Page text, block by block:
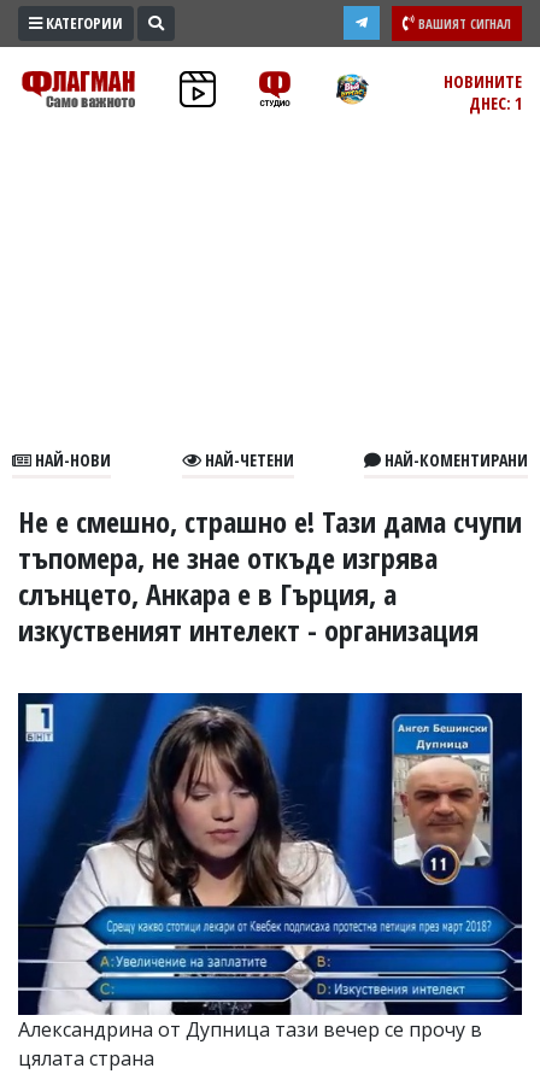
ПРОМО
ЗОНА
В
УКРАЙНА
СПОРТ
РАЗСЛЕДВАНЕ
БИЗНЕС
ЮГ
Управители:
Веселин
Василев,
email:
v.vasilev@flagman.bg
Катя
Касабова,
k.kassabova@flagman.bg
Главен
редактор:
Иван
Колев,
email:
office@flagman.bg
КАТЕГОРИИ ВАШИЯТ СИГНАЛ
НОВИНИТЕ
ДНЕС: 1
НАЙ-НОВИ НАЙ-ЧЕТЕНИ НАЙ-КОМЕНТИРАНИ
Не е смешно, страшно е! Тази дама счупи
тъпомера, не знае откъде изгрява
слънцето, Анкара е в Гърция, а
изкуственият интелект - организация
Александрина от Дупница тази вечер се прочу в
цялата страна